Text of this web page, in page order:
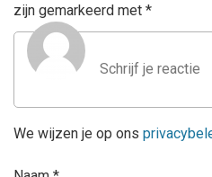
zijn gemarkeerd met *
We wijzen je op ons